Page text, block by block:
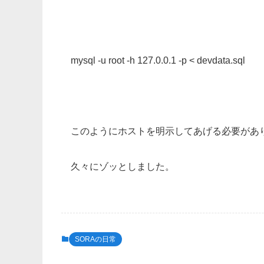
mysql -u root -h 127.0.0.1 -p < devdata.sql
このようにホストを明示してあげる必要があ
久々にゾッとしました。
SORAの日常